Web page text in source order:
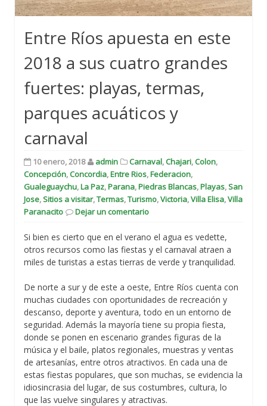
Entre Ríos apuesta en este
2018 a sus cuatro grandes
fuertes: playas, termas,
parques acuáticos y
carnaval
10 enero, 2018 admin Carnaval,Chajari,Colon,
Concepción,Concordia,Entre Rios,Federacion,
Gualeguaychu,La Paz,Parana,Piedras Blancas,Playas,San
Jose,Sitios a visitar,Termas,Turismo,Victoria,Villa Elisa,Villa
Paranacito
Dejar un comentario
Si bien es cierto que en el verano el agua es vedette,
otros recursos como las fiestas y el carnaval atraen a
miles de turistas a estas tierras de verde y tranquilidad.
De norte a sur y de este a oeste, Entre Ríos cuenta con
muchas ciudades con oportunidades de recreación y
descanso, deporte y aventura, todo en un entorno de
seguridad. Además la mayoría tiene su propia fiesta,
donde se ponen en escenario grandes figuras de la
música y el baile, platos regionales, muestras y ventas
de artesanías, entre otros atractivos. En cada una de
estas fiestas populares, que son muchas, se evidencia la
idiosincrasia del lugar, de sus costumbres, cultura, lo
que las vuelve singulares y atractivas.